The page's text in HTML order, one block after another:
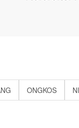
ONGKOS